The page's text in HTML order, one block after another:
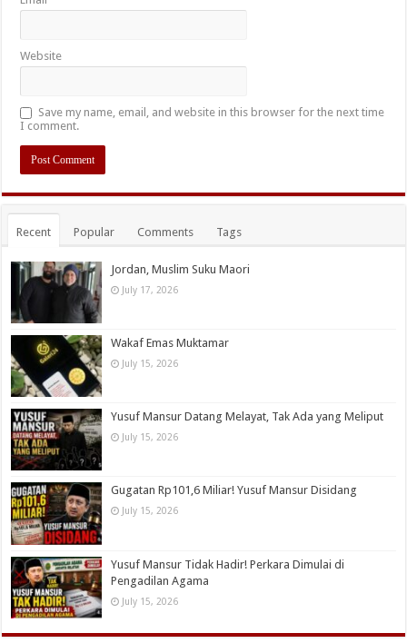
Website
Save my name, email, and website in this browser for the next time
I comment.
Recent Popular Comments Tags
Jordan, Muslim Suku Maori
July 17, 2026
Wakaf Emas Muktamar
July 15, 2026
Yusuf Mansur Datang Melayat, Tak Ada yang Meliput
July 15, 2026
Gugatan Rp101,6 Miliar! Yusuf Mansur Disidang
July 15, 2026
Yusuf Mansur Tidak Hadir! Perkara Dimulai di
Pengadilan Agama
July 15, 2026